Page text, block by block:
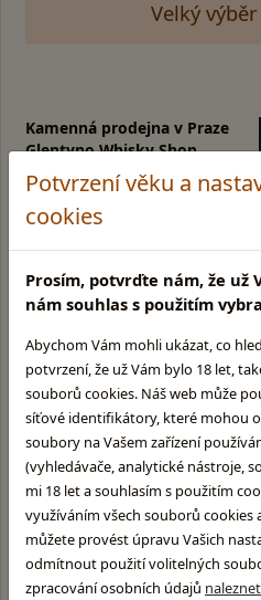
Potvrzení věku a
cookies
Prosím, potvrďte nám, že už
nám souhlas s použitím
Abychom Vám mohli ukázat, co
potvrzení, že už Vám bylo 18 let,
souborů cookies. Náš web může
síťové identifikátory, které mohou
soubory na Vašem zařízení
(vyhledávače, analytické nástroje,
mi 18 let a souhlasím s použitím
využíváním všech souborů
můžete provést úpravu Vašich
odmítnout použití volitelných
zpracování osobních údajů
Velký
Informace pro Vás:
Provozovatel obchodu
Obchodní podmínky
Ochrana osobních údajů
Kamenný obchod
Pravidla soutěže
Kamenná prodejna v Praze
Glentyno Whisky Shop
Na Malovance 6, Praha 6
Zobrazit mapu
Úterý: 10:00 - 15:00
Středa: Zavřeno
Pátek: 11:00 - 17:00